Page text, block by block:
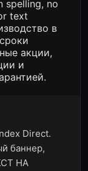
Direct.
баннер,
НА